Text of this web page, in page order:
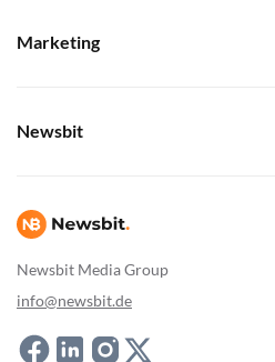
Newsbit Media Group
info@newsbit.de
Marketing
Newsbit